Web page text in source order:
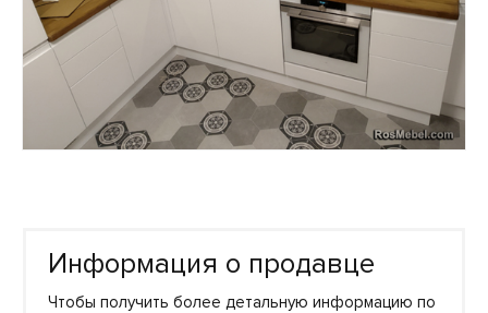
Информация о продавце
Чтобы получить более детальную информацию по